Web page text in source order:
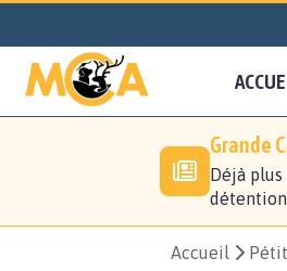
Grande
Déjà plus
Accueil